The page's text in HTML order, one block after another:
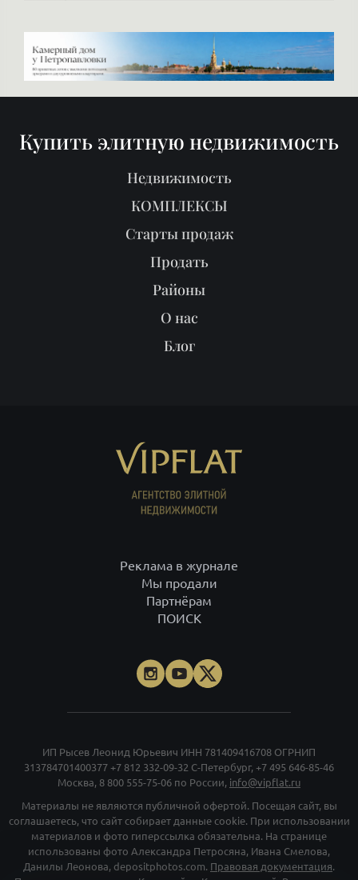
Купить элитную недвижимость
Недвижимость
КОМПЛЕКСЫ
Старты продаж
Продать
Районы
О нас
Блог
Реклама в журнале
Мы продали
Партнёрам
ПОИСК
ИП Рысев Леонид Юрьевич ИНН 781409416708 ОГРНИП
313784701400377 +7 812 332-09-32 С-Петербург, +7 495 646-85-46
Москва, 8 800 555-75-06 по России, info@vipflat.ru
Материалы не являются публичной офертой. Посещая сайт, вы
соглашаетесь, что сайт собирает данные cookie. При использовании
материалов и фото гиперссылка обязательна. На странице
использованы фото Александра Петросяна, Ивана Смелова,
Данилы Леонова, depositphotos.com. Правовая документация.